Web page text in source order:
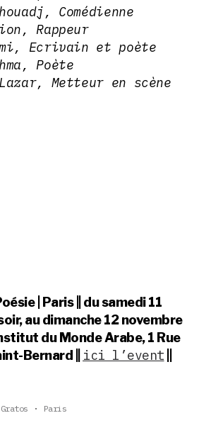
Comédienne
Rappeur
Ecrivain et poète
Poète
Metteur en scène
| Paris || du samedi 11
au dimanche 12 novembre
du Monde Arabe, 1 Rue
Bernard || ici l’event
Gratos Paris